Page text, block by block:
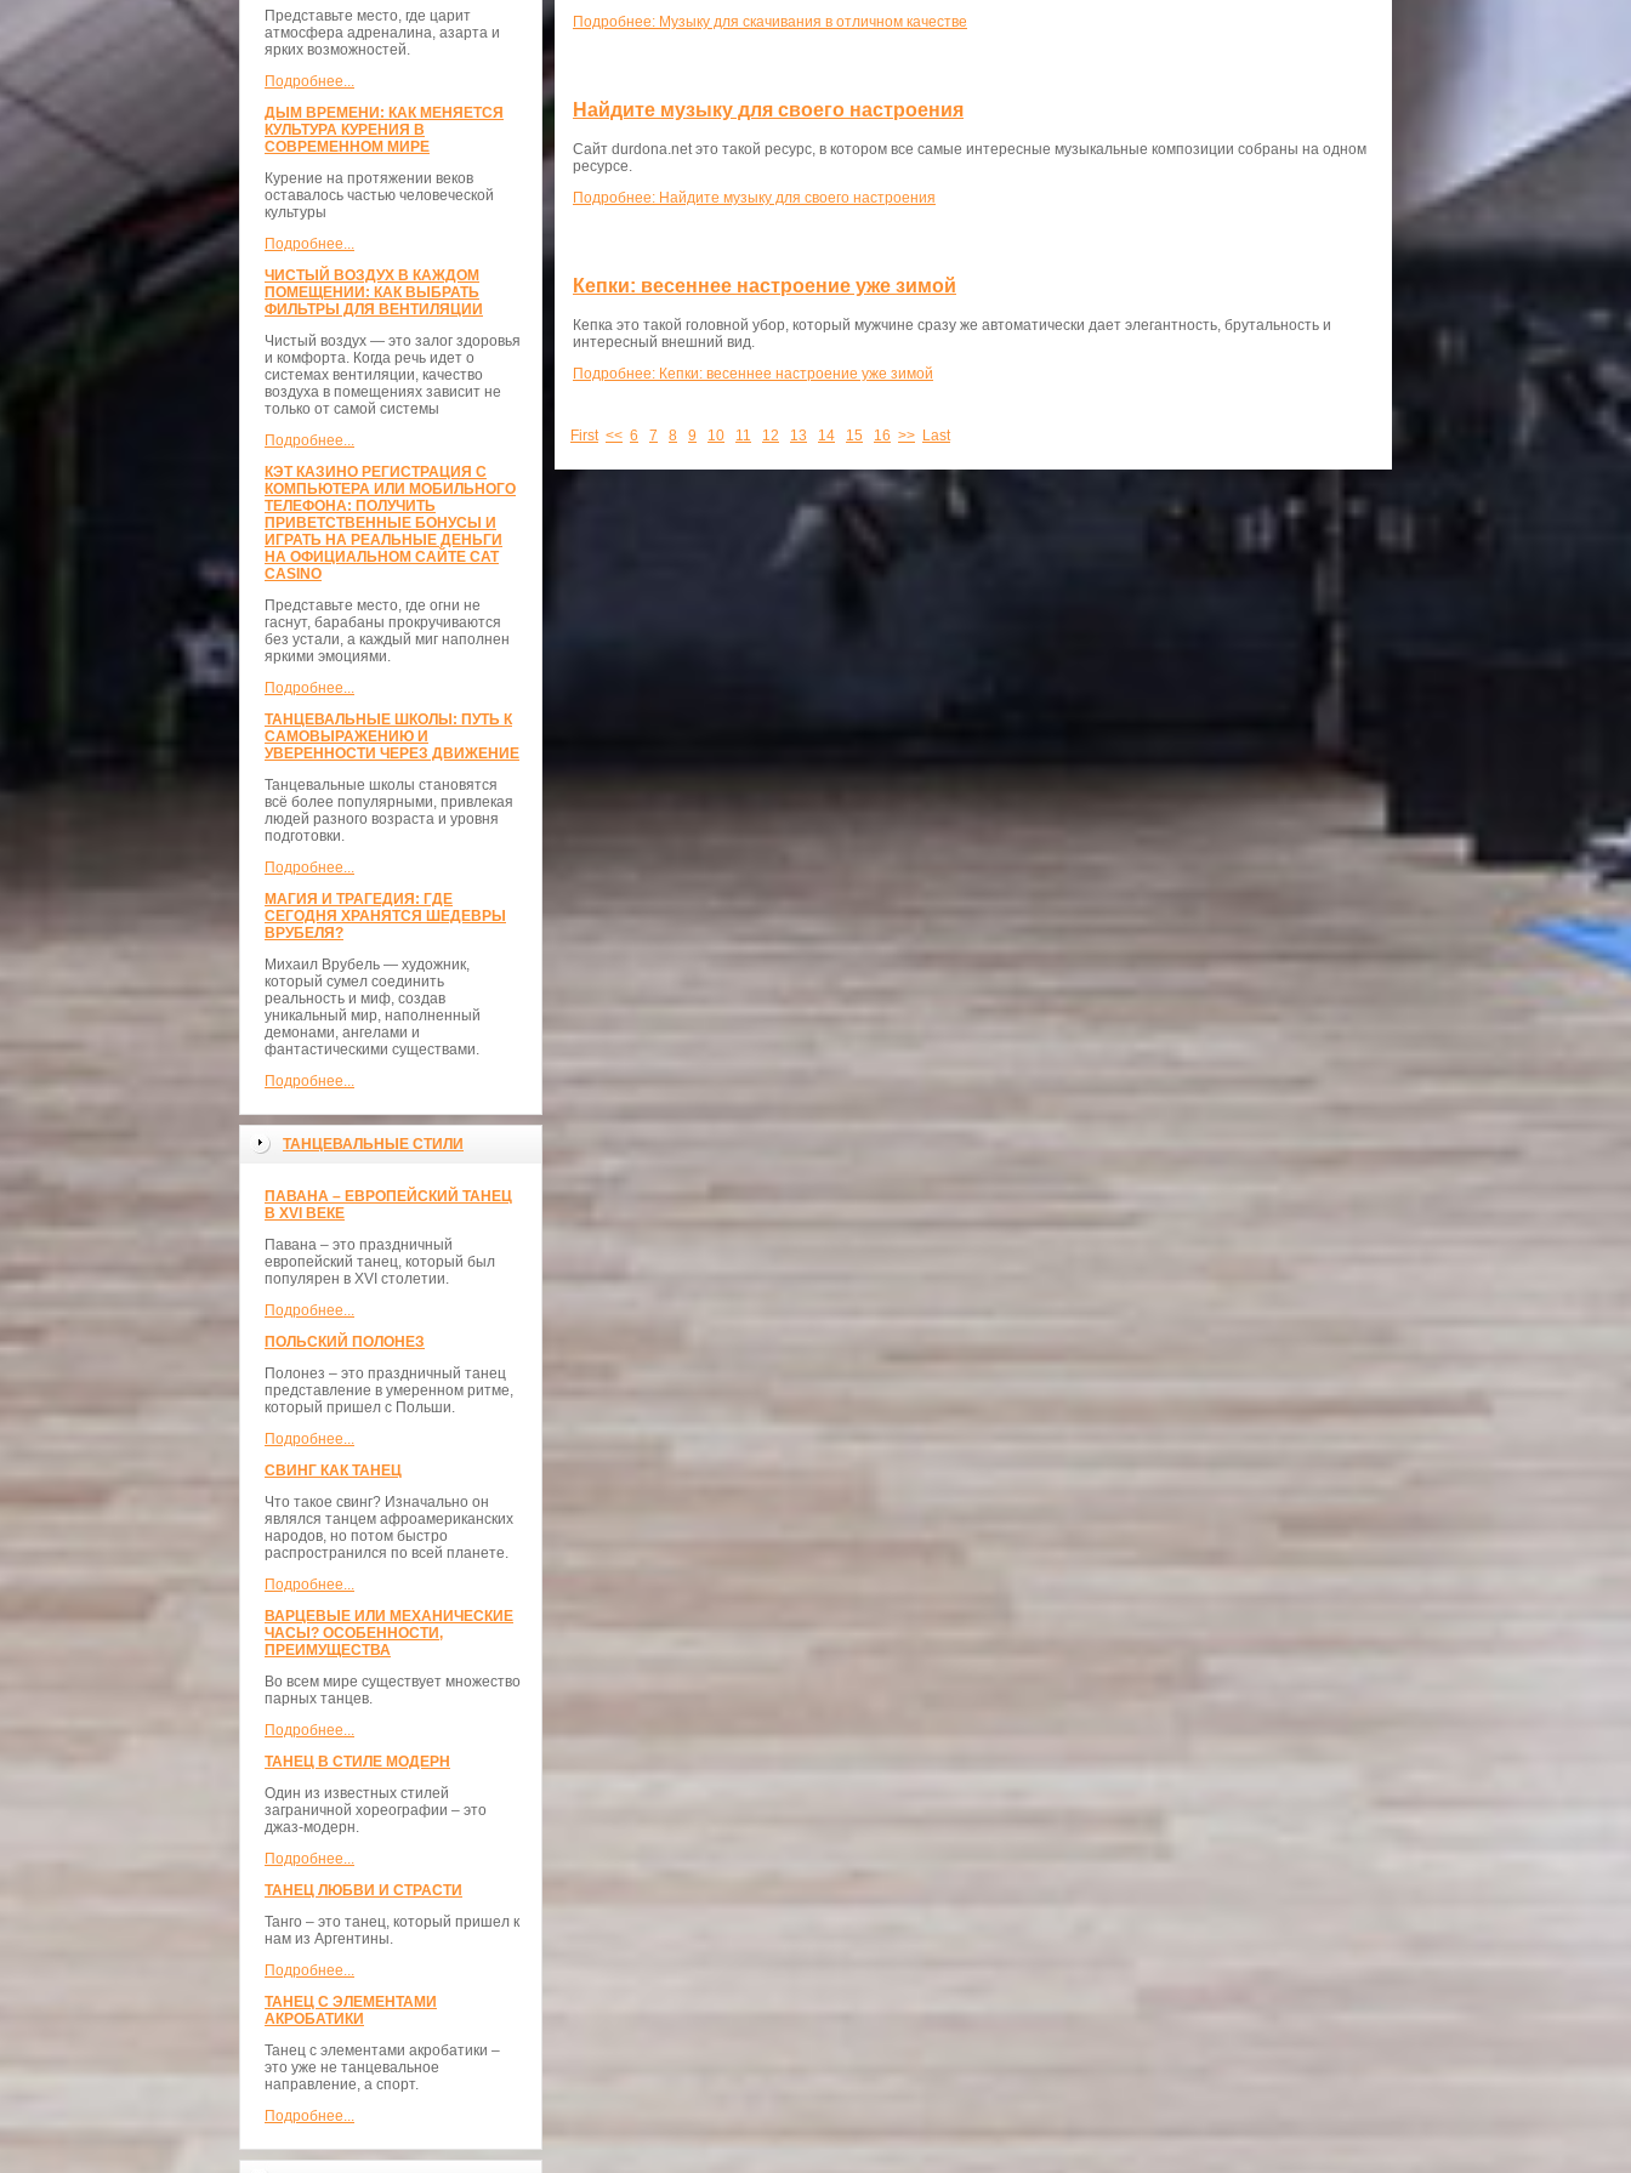
Представьте место, где царит
атмосфера адреналина, азарта и
ярких возможностей.
Подробнее...
ДЫМ ВРЕМЕНИ: КАК МЕНЯЕТСЯ
КУЛЬТУРА КУРЕНИЯ В
СОВРЕМЕННОМ МИРЕ
Курение на протяжении веков
оставалось частью человеческой
культуры
Подробнее...
ЧИСТЫЙ ВОЗДУХ В КАЖДОМ
ПОМЕЩЕНИИ: КАК ВЫБРАТЬ
ФИЛЬТРЫ ДЛЯ ВЕНТИЛЯЦИИ
Чистый воздух — это залог здоровья
и комфорта. Когда речь идет о
системах вентиляции, качество
воздуха в помещениях зависит не
только от самой системы
Подробнее...
КЭТ КАЗИНО РЕГИСТРАЦИЯ С
КОМПЬЮТЕРА ИЛИ МОБИЛЬНОГО
ТЕЛЕФОНА: ПОЛУЧИТЬ
ПРИВЕТСТВЕННЫЕ БОНУСЫ И
ИГРАТЬ НА РЕАЛЬНЫЕ ДЕНЬГИ
НА ОФИЦИАЛЬНОМ САЙТЕ CAT
CASINO
Представьте место, где огни не
гаснут, барабаны прокручиваются
без устали, а каждый миг наполнен
яркими эмоциями.
Подробнее...
ТАНЦЕВАЛЬНЫЕ ШКОЛЫ: ПУТЬ К
САМОВЫРАЖЕНИЮ И
УВЕРЕННОСТИ ЧЕРЕЗ ДВИЖЕНИЕ
Танцевальные школы становятся
всё более популярными, привлекая
людей разного возраста и уровня
подготовки.
Подробнее...
МАГИЯ И ТРАГЕДИЯ: ГДЕ
СЕГОДНЯ ХРАНЯТСЯ ШЕДЕВРЫ
ВРУБЕЛЯ?
Михаил Врубель — художник,
который сумел соединить
реальность и миф, создав
уникальный мир, наполненный
демонами, ангелами и
фантастическими существами.
Подробнее...
ТАНЦЕВАЛЬНЫЕ СТИЛИ
ПАВАНА – ЕВРОПЕЙСКИЙ ТАНЕЦ
В XVI ВЕКЕ
Павана – это праздничный
европейский танец, который был
популярен в XVI столетии.
Подробнее...
ПОЛЬСКИЙ ПОЛОНЕЗ
Полонез – это праздничный танец
представление в умеренном ритме,
который пришел с Польши.
Подробнее...
СВИНГ КАК ТАНЕЦ
Что такое свинг? Изначально он
являлся танцем афроамериканских
народов, но потом быстро
распространился по всей планете.
Подробнее...
ВАРЦЕВЫЕ ИЛИ МЕХАНИЧЕСКИЕ
ЧАСЫ? ОСОБЕННОСТИ,
ПРЕИМУЩЕСТВА
Во всем мире существует множество
парных танцев.
Подробнее...
ТАНЕЦ В СТИЛЕ МОДЕРН
Один из известных стилей
заграничной хореографии – это
джаз-модерн.
Подробнее...
ТАНЕЦ ЛЮБВИ И СТРАСТИ
Танго – это танец, который пришел к
нам из Аргентины.
Подробнее...
ТАНЕЦ С ЭЛЕМЕНТАМИ
АКРОБАТИКИ
Танец с элементами акробатики –
это уже не танцевальное
направление, а спорт.
Подробнее...
Подробнее: Музыку для скачивания в отличном качестве
Найдите музыку для своего настроения
Сайт durdona.net это такой ресурс, в котором все самые интересные музыкальные композиции собраны на одном
ресурсе.
Подробнее: Найдите музыку для своего настроения
Кепки: весеннее настроение уже зимой
Кепка это такой головной убор, который мужчине сразу же автоматически дает элегантность, брутальность и
интересный внешний вид.
Подробнее: Кепки: весеннее настроение уже зимой
First << 6 7 8 9 10 11 12 13 14 15 16 >> Last